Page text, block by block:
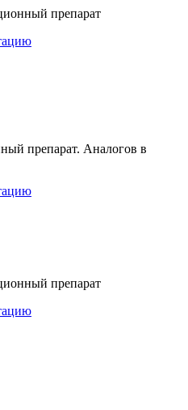
препарат
препарат. Аналогов в
препарат